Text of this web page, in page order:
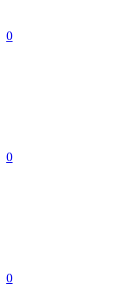
0
0
0